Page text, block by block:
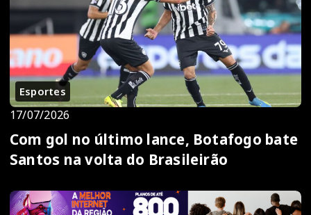
Esportes
17/07/2026
Com gol no último lance, Botafogo bate
Santos na volta do Brasileirão